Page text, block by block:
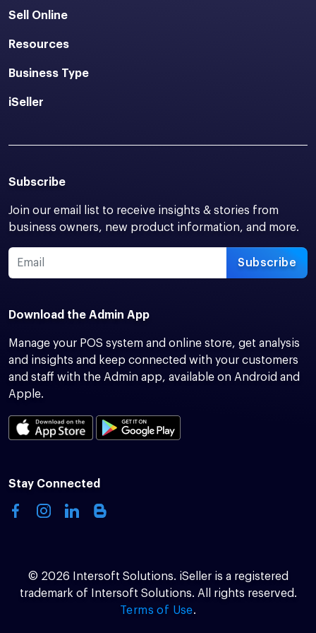
Sell Online
Resources
Business Type
iSeller
Subscribe
Join our email list to receive insights & stories from
business owners, new product information, and more.
Subscribe
Download the Admin App
Manage your POS system and online store, get analysis
and insights and keep connected with your customers
and staff with the Admin app, available on Android and
Apple.
Stay Connected
© 2026 Intersoft Solutions. iSeller is a registered
trademark of Intersoft Solutions. All rights reserved.
Terms of Use.